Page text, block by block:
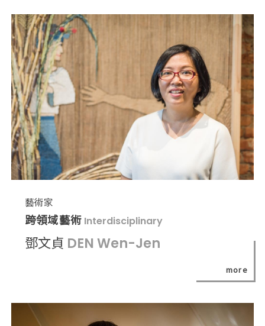
藝術家
跨領域藝術 Interdisciplinary
鄧文貞 DEN Wen-Jen
more